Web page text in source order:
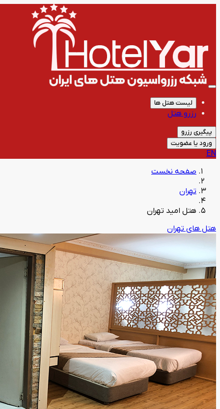
لیست هتل ها
رزرو هتل
پیگیری رزرو
ورود یا عضویت
EN
صفحه نخست
تهران
هتل امید تهران
هتل های تهران